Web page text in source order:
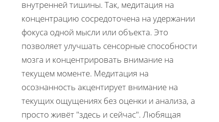
внутренней тишины. Так, медитация на
концентрацию сосредоточена на удержании
фокуса одной мысли или объекта. Это
позволяет улучшать сенсорные способности
мозга и концентрировать внимание на
текущем моменте. Медитация на
осознанность акцентирует внимание на
текущих ощущениях без оценки и анализа, а
просто живёт "здесь и сейчас". Любящая